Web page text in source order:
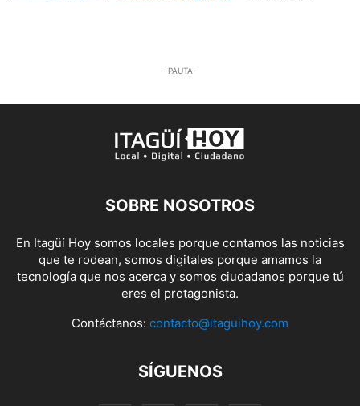
- PAUTA -
SOBRE NOSOTROS
En Itagüí Hoy somos locales porque contamos las noticias
que te rodean, somos digitales porque amamos la
tecnología que nos acerca y somos ciudadanos porque tú
eres el protagonista.
Contáctanos: contacto@itaguihoy.com
SÍGUENOS